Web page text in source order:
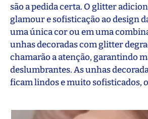
são a pedida certa. O glitter
glamour e sofisticação ao design
uma única cor ou em uma
unhas decoradas com glitter
chamarão a atenção, garantindo
deslumbrantes. As unhas
ficam lindos e muito sofisticados,